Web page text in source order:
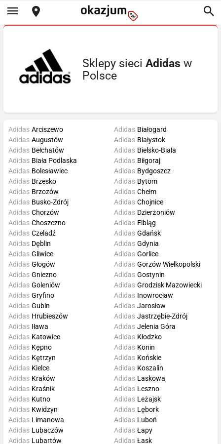
Sklepy sieci Adidas w
Polsce
Adidas Arciszewo
Adidas Augustów
Adidas Bełchatów
Adidas Biała Podlaska
Adidas Białogard
Adidas Białystok
Adidas Bielsko-Biała
Adidas Biłgoraj
Adidas Bolesławiec
Adidas Brzesko
Adidas Brzozów
Adidas Busko-Zdrój
Adidas Bydgoszcz
Adidas Bytom
Adidas Chełm
Adidas Chojnice
Adidas Chorzów
Adidas Choszczno
Adidas Czeladź
Adidas Dęblin
Adidas Dzierżoniów
Adidas Elbląg
Adidas Gdańsk
Adidas Gdynia
Adidas Gliwice
Adidas Głogów
Adidas Gniezno
Adidas Goleniów
Adidas Gorlice
Adidas Gorzów Wielkopolski
Adidas Gostynin
Adidas Grodzisk Mazowiecki
Adidas Gryfino
Adidas Gubin
Adidas Hrubieszów
Adidas Iława
Adidas Inowrocław
Adidas Jarosław
Adidas Jastrzębie-Zdrój
Adidas Jelenia Góra
Adidas Katowice
Adidas Kępno
Adidas Kętrzyn
Adidas Kielce
Adidas Kłodzko
Adidas Konin
Adidas Końskie
Adidas Koszalin
Adidas Kraków
Adidas Kraśnik
Adidas Kutno
Adidas Kwidzyn
Adidas Laskowa
Adidas Leszno
Adidas Leżajsk
Adidas Lębork
Adidas Limanowa
Adidas Lubaczów
Adidas Lubartów
Adidas Luboń
Adidas Łapy
Adidas Łask